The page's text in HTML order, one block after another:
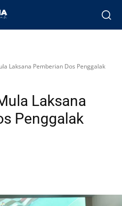
Laksana Pemberian Dos Penggalak
Laksana
Penggalak